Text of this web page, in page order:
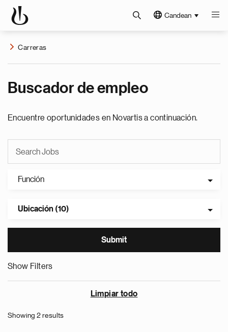
Candean
Carreras
Buscador de empleo
Encuentre oportunidades en Novartis a continuación.
Función
Ubicación (10)
Show Filters
Limpiar todo
Showing 2 results